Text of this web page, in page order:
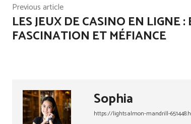
Previous article
LES JEUX DE CASINO EN LIGNE :
FASCINATION ET MÉFIANCE
Sophia
https://lightsalmon-mandrill-